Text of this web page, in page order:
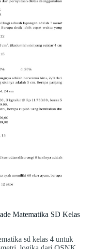
Matematika SD Kelas
sd kelas 4 untuk